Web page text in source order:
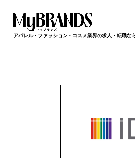
アパレル・ファッション・コスメ業界の求人・転職な